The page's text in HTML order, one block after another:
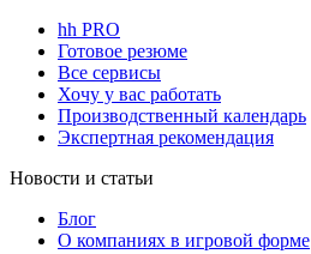
hh PRO
Готовое резюме
Все сервисы
Хочу у вас работать
Производственный календарь
Экспертная рекомендация
Новости и статьи
Блог
О компаниях в игровой форме